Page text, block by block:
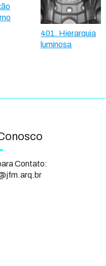
401. Hierarquia
luminosa
Contato: